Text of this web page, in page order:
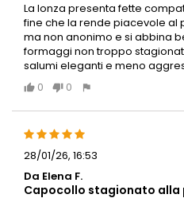
La lonza presenta fette
fine che la rende piacevole al
ma non anonimo e si abbina
formaggi non troppo
salumi eleganti e meno
0
0
28/01/26, 16:53
Da Elena F.
Capocollo stagionato alla